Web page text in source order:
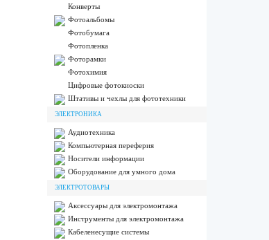
Конверты
Фотоальбомы
Фотобумага
Фотопленка
Фоторамки
Фотохимия
Цифровые фотокиоски
Штативы и чехлы для фототехники
ЭЛЕКТРОНИКА
Аудиотехника
Компьютерная переферия
Носители информации
Оборудование для умного дома
ЭЛЕКТРОТОВАРЫ
Аксессуары для электромонтажа
Инструменты для электромонтажа
Кабеленесущие системы